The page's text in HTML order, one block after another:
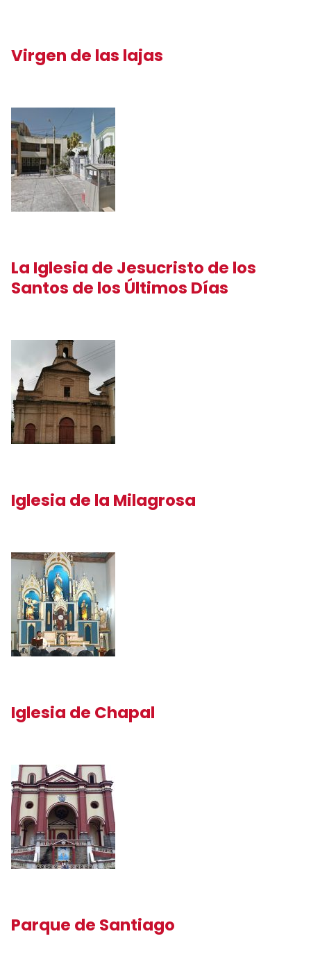
Virgen de las lajas
La Iglesia de Jesucristo de los
Santos de los Últimos Días
Iglesia de la Milagrosa
Iglesia de Chapal
Parque de Santiago